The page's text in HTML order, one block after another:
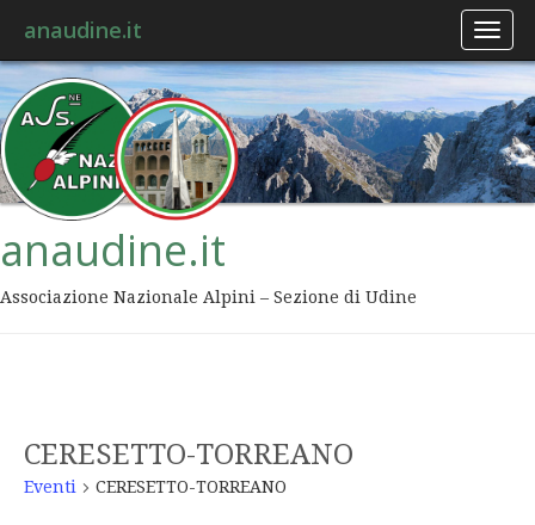
anaudine.it
anaudine.it
Associazione Nazionale Alpini – Sezione di Udine
CERESETTO-TORREANO
Eventi CERESETTO-TORREANO